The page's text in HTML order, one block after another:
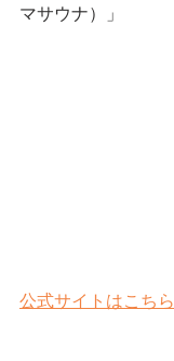
マサウナ）」
公式サイトはこちら